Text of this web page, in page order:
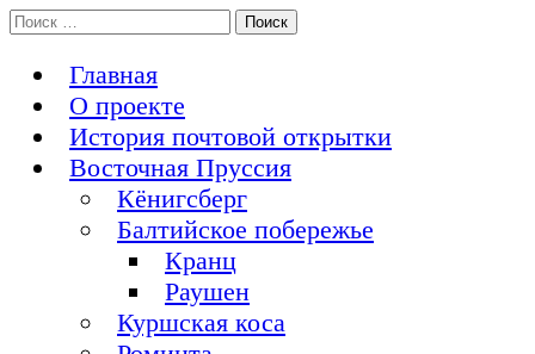
Перейти
к
История Восточной Пруссии в почтовых открытках и не
Поиск:
Главная
О проекте
История почтовой открытки
Восточная Пруссия
Кёнигсберг
Балтийское побережье
Кранц
Раушен
Куршская коса